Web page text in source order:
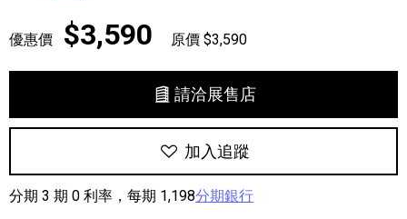
優惠價 $3,590 原價 $3,590
請洽展售店
加入追蹤
分期 3 期 0 利率，每期 1,198分期銀行